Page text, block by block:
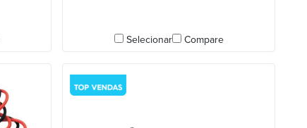
Selecionar Compare